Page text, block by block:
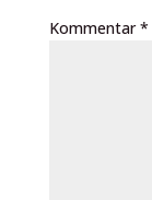
Kommentar*